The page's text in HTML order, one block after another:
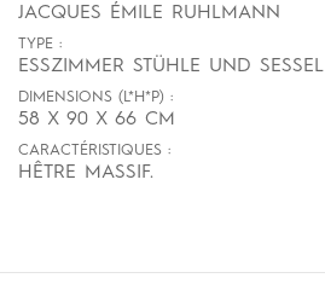
JACQUES ÉMILE RUHLMANN
TYPE :
ESSZIMMER STÜHLE UND SESSEL
DIMENSIONS (L*H*P) :
58 X 90 X 66 CM
CARACTÉRISTIQUES :
HÊTRE MASSIF.